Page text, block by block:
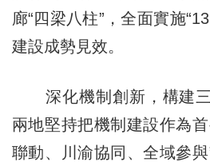
廊“四梁八柱”，全面實施
建設成勢見效。
深化機制創新，構建三
兩地堅持把機制建設作為
聯動、川渝協同、全域參